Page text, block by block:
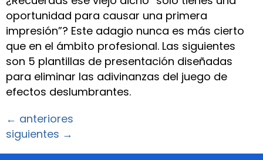
oportunidad para causar una primera
impresión”? Este adagio nunca es más cierto
que en el ámbito profesional. Las siguientes
son 5 plantillas de presentación diseñadas
para eliminar las adivinanzas del juego de
efectos deslumbrantes.
← anteriores
siguientes →